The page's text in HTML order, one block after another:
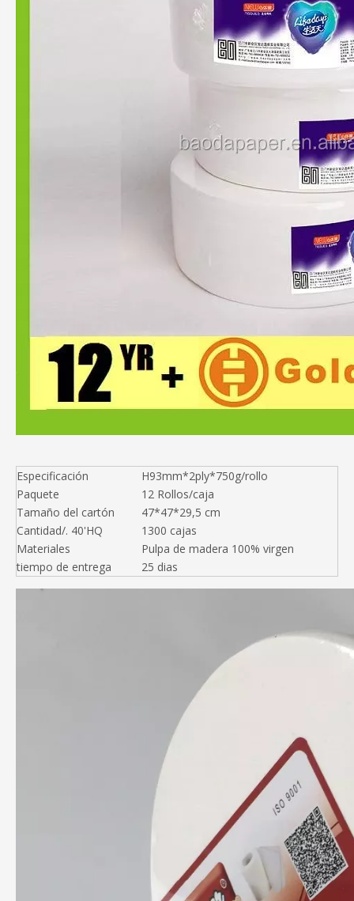
Especificación
H93mm*2ply*750g/rollo
Paquete
12 Rollos/caja
Tamaño del cartón
47*47*29,5 cm
Cantidad/. 40'HQ
1300 cajas
Materiales
Pulpa de madera 100% virgen
tiempo de entrega
25 dias